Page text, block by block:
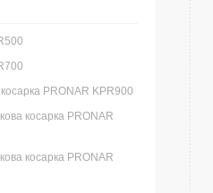
PRONAR KPR900
косарка PRONAR
косарка PRONAR